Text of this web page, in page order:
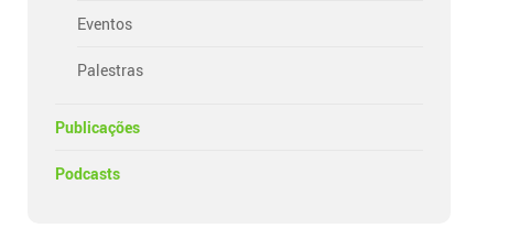
Eventos
Palestras
Publicações
Podcasts